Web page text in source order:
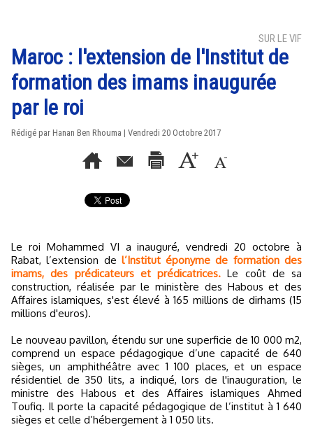
SUR LE VIF
Maroc : l'extension de l'Institut de
formation des imams inaugurée
par le roi
Rédigé par Hanan Ben Rhouma | Vendredi 20 Octobre 2017
Le roi Mohammed VI a inauguré, vendredi 20 octobre à
Rabat, l’extension de l’Institut éponyme de formation des
imams, des prédicateurs et prédicatrices. Le coût de sa
construction, réalisée par le ministère des Habous et des
Affaires islamiques, s'est élevé à 165 millions de dirhams (15
millions d'euros).
Le nouveau pavillon, étendu sur une superficie de 10 000 m2,
comprend un espace pédagogique d’une capacité de 640
sièges, un amphithéâtre avec 1 100 places, et un espace
résidentiel de 350 lits, a indiqué, lors de l'inauguration, le
ministre des Habous et des Affaires islamiques Ahmed
Toufiq. Il porte la capacité pédagogique de l’institut à 1 640
sièges et celle d’hébergement à 1 050 lits.